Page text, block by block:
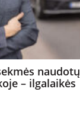
naudotų
– ilgalaikės